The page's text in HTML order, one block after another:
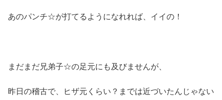
あのパンチ☆が打てるようになれれば、イイの！
まだまだ兄弟子☆の足元にも及びませんが、
昨日の稽古で、ヒザ元くらい？までは近づいたんじゃない